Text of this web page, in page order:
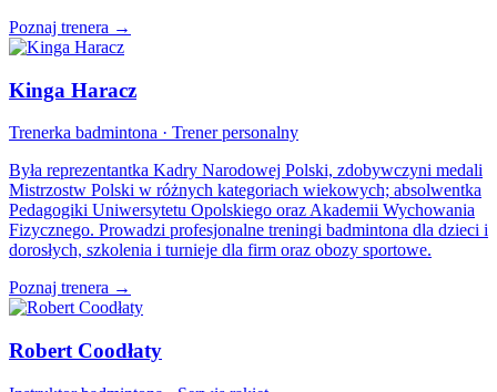
Poznaj trenera →
Kinga Haracz
Trenerka badmintona · Trener personalny
Była reprezentantka Kadry Narodowej Polski, zdobywczyni medali
Mistrzostw Polski w różnych kategoriach wiekowych; absolwentka
Pedagogiki Uniwersytetu Opolskiego oraz Akademii Wychowania
Fizycznego. Prowadzi profesjonalne treningi badmintona dla dzieci i
dorosłych, szkolenia i turnieje dla firm oraz obozy sportowe.
Poznaj trenera →
Robert Coodłaty